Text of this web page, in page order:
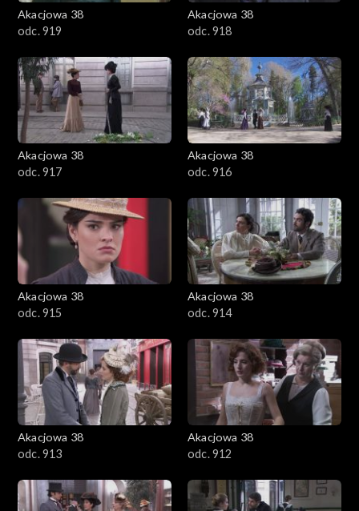
Akacjowa 38
odc. 919
Akacjowa 38
odc. 918
Akacjowa 38
odc. 917
Akacjowa 38
odc. 916
Akacjowa 38
odc. 915
Akacjowa 38
odc. 914
Akacjowa 38
odc. 913
Akacjowa 38
odc. 912